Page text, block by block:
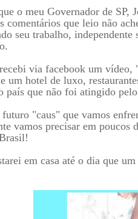
o meu Governador de SP,
comentários que leio não
seu trabalho,
via facebook um vídeo,
um hotel de luxo,
país que não foi atingido
"caus" que vamos
vamos precisar em poucos
em casa até o dia que